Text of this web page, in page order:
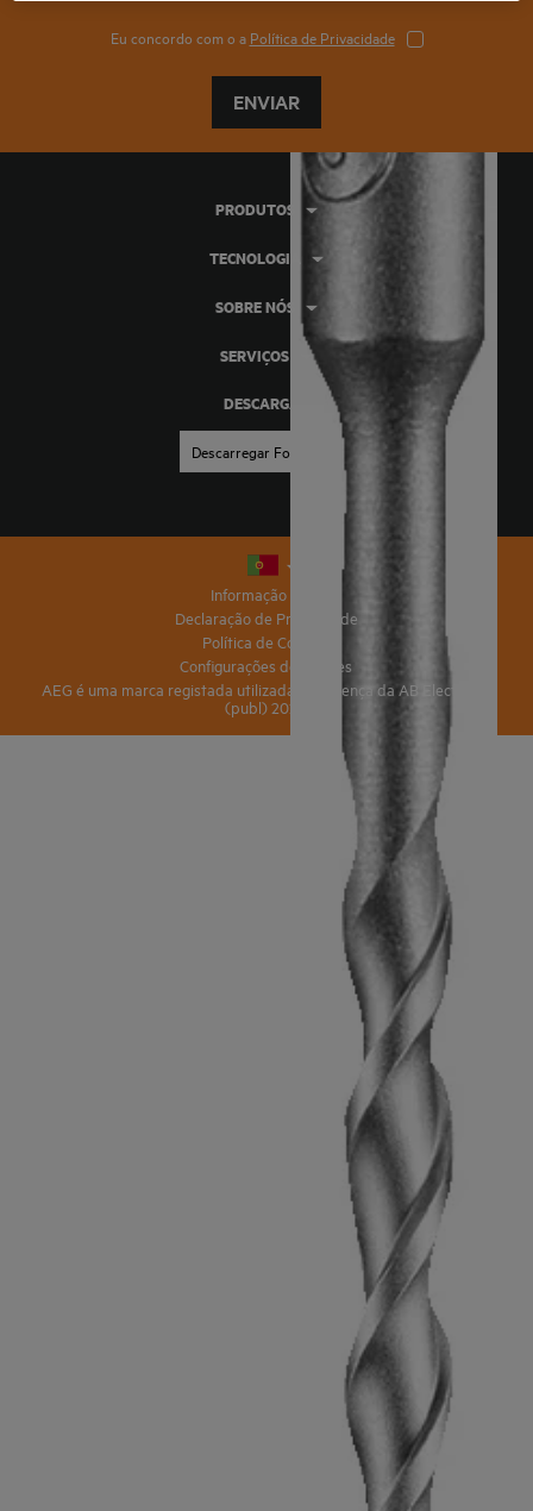
Eu concordo com o a Política de Privacidade
ENVIAR
DESCARGAS
Descarregar Folleto
PRODUTOS
TECNOLOGIA
SOBRE NÓS
SERVIÇOS
Informação legal
Declaração de Privacidade
Política de Cookies
Configurações de cookies
AEG é uma marca registada utilizada sob licença da AB Electrolux
(publ) 2020